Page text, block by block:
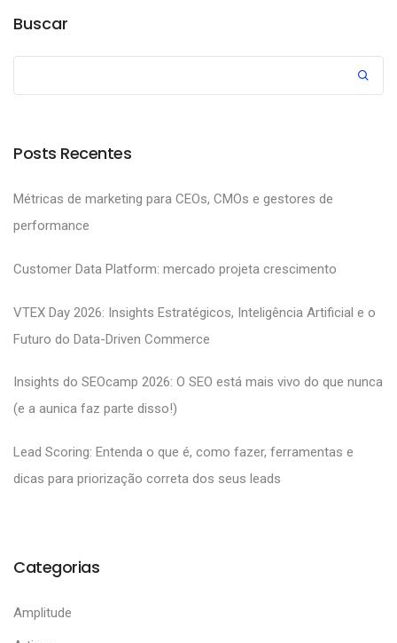
Buscar
Posts Recentes
Métricas de marketing para CEOs, CMOs e gestores de
performance
Customer Data Platform: mercado projeta crescimento
VTEX Day 2026: Insights Estratégicos, Inteligência Artificial e o
Futuro do Data-Driven Commerce
Insights do SEOcamp 2026: O SEO está mais vivo do que nunca
(e a aunica faz parte disso!)
Lead Scoring: Entenda o que é, como fazer, ferramentas e
dicas para priorização correta dos seus leads
Categorias
Amplitude